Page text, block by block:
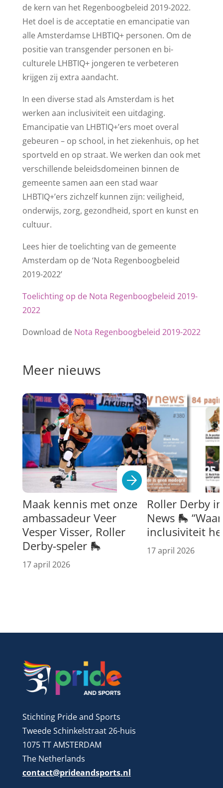
de kern van het Regenboogbeleid 2019-2022.
Het doel is de acceptatie en emancipatie van
alle Amsterdamse LHBTIQ+ personen. Om de
positie van transgender personen en bi-
culturele LHBTIQ+ jongeren te verbeteren
krijgen zij extra aandacht.
In een diverse stad als Amsterdam is het
werken aan inclusiviteit een uitdaging.
Emancipatie van LHBTIQ+’ers moet overal
gebeuren – op school, in het ziekenhuis, op het
sportveld en op straat. We werken dan ook met
verschillende beleidsdomeinen binnen de
gemeente samen aan een stad waar
LHBTIQ+’ers zichzelf kunnen zijn: veiligheid,
onderwijs, zorg, gezondheid, sport en kunst en
cultuur.
Lees hier de toelichting van de gemeente
Amsterdam op de ‘Nota Regenboogbeleid
2019-2022’
Toelichting op de Nota Regenboogbeleid 2019-
2022
Download de Nota Regenboogbeleid 2019-2022
Meer nieuws
Maak kennis met onze
ambassadeur Veer
Vesper Visser, Roller
Derby-speler 🛼
17 april 2026
Roller Derby
News 🛼
inclusiviteit
17 april 2026
Stichting Pride and Sports
Tweede Schinkelstraat 26-huis
1075 TT AMSTERDAM
The Netherlands
contact@prideandsports.nl